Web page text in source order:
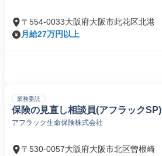
〒554-0033大阪府大阪市此花区北港
月給27万円以上
業務委託
保険の見直し相談員(アフラックSP)
アフラック生命保険株式会社
〒530-0057大阪府大阪市北区曽根崎